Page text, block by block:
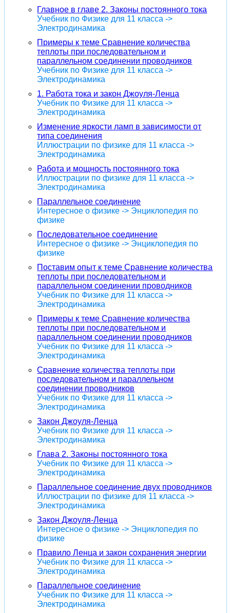
Главное в главе 2. Законы постоянного тока
Учебник по Физике для 11 класса ->
Электродинамика
Примеры к теме Сравнение количества
теплоты при последовательном и
параллельном соединении проводников
Учебник по Физике для 11 класса ->
Электродинамика
1. Работа тока и закон Джоуля-Ленца
Учебник по Физике для 11 класса ->
Электродинамика
Изменение яркости ламп в зависимости от
типа соединения
Иллюстрации по физике для 11 класса ->
Электродинамика
Работа и мощность постоянного тока
Иллюстрации по физике для 11 класса ->
Электродинамика
Параллельное соединение
Интересное о физике -> Энциклопедия по
физике
Последовательное соединение
Интересное о физике -> Энциклопедия по
физике
Поставим опыт к теме Сравнение количества
теплоты при последовательном и
параллельном соединении проводников
Учебник по Физике для 11 класса ->
Электродинамика
Примеры к теме Сравнение количества
теплоты при последовательном и
параллельном соединении проводников
Учебник по Физике для 11 класса ->
Электродинамика
Сравнение количества теплоты при
последовательном и параллельном
соединении проводников
Учебник по Физике для 11 класса ->
Электродинамика
Закон Джоуля-Ленца
Учебник по Физике для 11 класса ->
Электродинамика
Глава 2. Законы постоянного тока
Учебник по Физике для 11 класса ->
Электродинамика
Параллельное соединение двух проводников
Иллюстрации по физике для 11 класса ->
Электродинамика
Закон Джоуля-Ленца
Интересное о физике -> Энциклопедия по
физике
Правило Ленца и закон сохранения энергии
Учебник по Физике для 11 класса ->
Электродинамика
Параллельное соединение
Учебник по Физике для 11 класса ->
Электродинамика